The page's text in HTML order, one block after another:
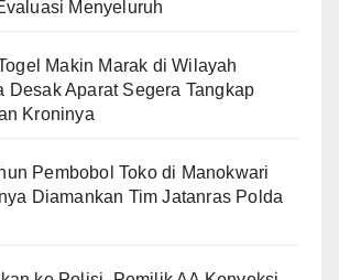
Menyeluruh
Makin Marak di Wilayah
Desak Aparat Segera Tangkap
Kroninya
Pembobol Toko di Manokwari
Diamankan Tim Jatanras Polda